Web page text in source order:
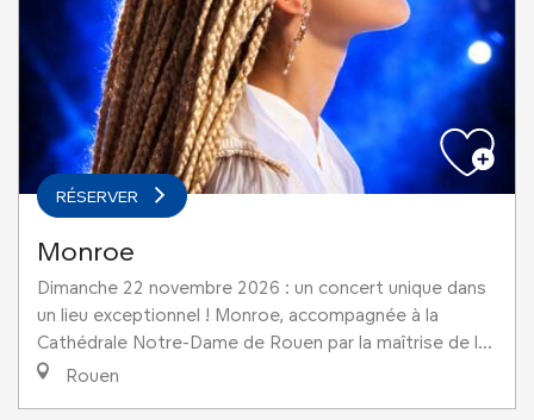
RÉSERVER
Monroe
Dimanche 22 novembre 2026 : un concert unique dans
un lieu exceptionnel ! Monroe, accompagnée à la
Cathédrale Notre-Dame de Rouen par la maîtrise de l...
Rouen